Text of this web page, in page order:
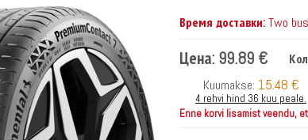
Время доставки:Two
Цена: 99.89 €
Kuumakse: 15.48 €
4 rehvi hind 36 kuu peale.
Enne korvi lisamist veendu,